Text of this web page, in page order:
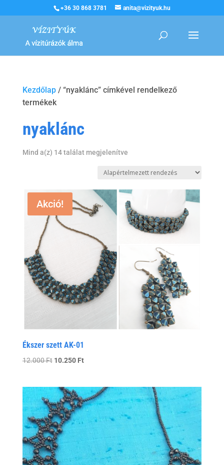
+36 30 868 3781 anita@vizityuk.hu
Kezdőlap/ “nyaklánc” címkével rendelkező
termékek
nyaklánc
Mind a(z) 14 találat megjelenítve
Akció!
Ékszer szett AK-01
12.000Ft Original
12.000 Ft.
10.250 FtCurrent
10.250 Ft.